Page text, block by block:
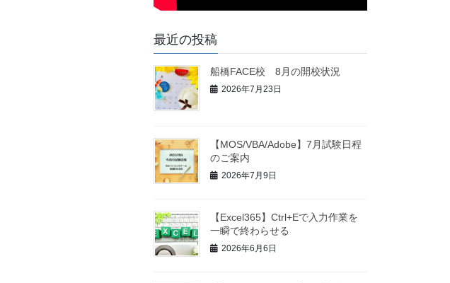
最近の投稿
船橋FACE校 8月の開校状況
2026年7月23日
【MOS/VBA/Adobe】7月試験日程
のご案内
2026年7月9日
【Excel365】Ctrl+Eで入力作業を
一瞬で終わらせる
2026年6月6日